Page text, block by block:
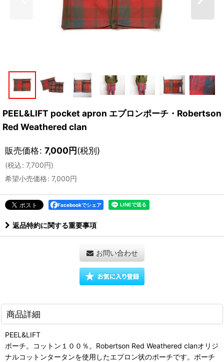
PEEL&LIFT pocket apron エプロンポーチ・Robertson
Red Weathered clan
販売価格: 7,000円(税別)
(税込: 7,700円)
希望小売価格: 7,000円
Facebookでシェア
返品特約に関する重要事項
お問い合わせ
商品詳細
PEEL&LIFT
ポーチ。コットン１００％。Robertson Red Weathered clanオリジ
ナルコットンタータンを使用したエプロン状のポーチです。ポーチ